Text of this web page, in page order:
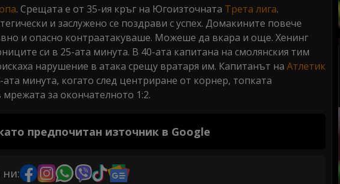
. Срещата е от 35-ия кръг на Югоизточната Трета лига.
и заслужено се поздрави с успех. Домакините повече
и опасно контраатакуваше. Можеше да вкара и още. Хенинг
си в 25-ата минута. В 40-ата капитана на смолянския тим
нарушение в атака срещу вратаря им. Капитанът на Атлетик
минута, когато след центриране от корнер, топката
за окончателното 1:2.
предпочитан източник в Google
ни: